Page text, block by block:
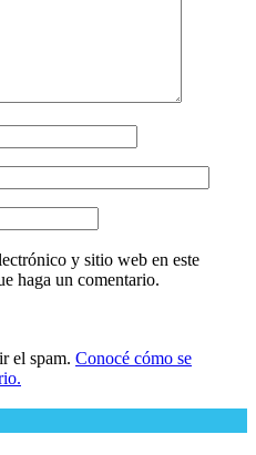
y sitio web en este
haga un comentario.
el spam. Conocé cómo se